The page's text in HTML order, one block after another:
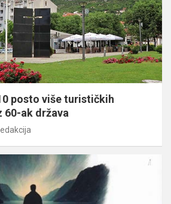
posto više turističkih
60-ak država